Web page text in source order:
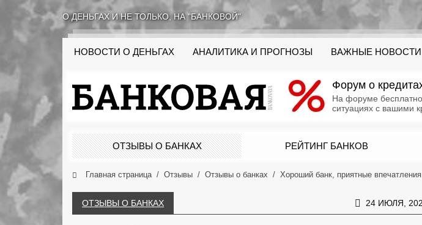
О ДЕНЬГАХ И НЕ ТОЛЬКО, НА "БАНКОВОЙ"
НОВОСТИ О ДЕНЬГАХ АНАЛИТИКА И ПРОГНОЗЫ ВАЖНЫЕ НОВОСТИ
Форум о
На форуме
ситуациях с вашими
ОТЗЫВЫ О БАНКАХ РЕЙТИНГ БАНКОВ
Главная страница Отзывы Отзывы о банках Хороший банк, приятные впечатления
ОТЗЫВЫ О БАНКАХ 24 ИЮЛЯ,